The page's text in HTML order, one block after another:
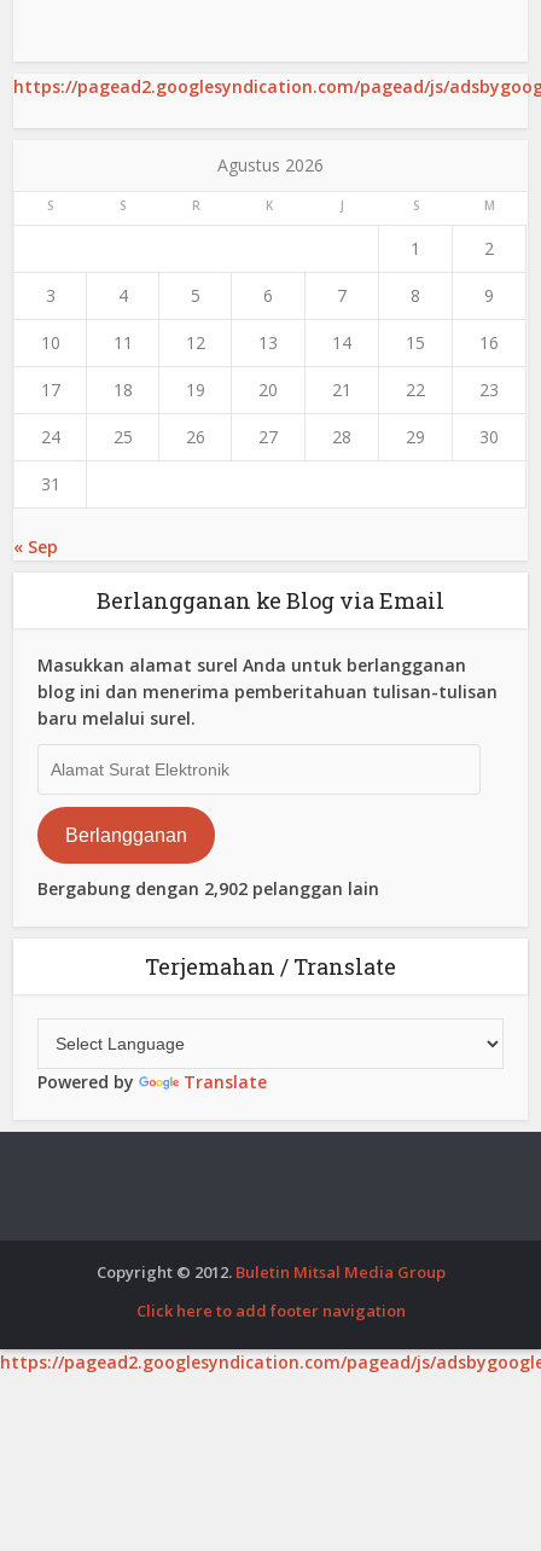
https://pagead2.googlesyndication.com/pagead/js/
Agustus 2026
S S R K J S M
1 2
3 4 5 6 7 8 9
10 11 12 13 14 15 16
17 18 19 20 21 22 23
24 25 26 27 28 29 30
31
« Sep
Berlangganan ke Blog via Email
Masukkan alamat surel Anda untuk berlangganan
blog ini dan menerima pemberitahuan tulisan-tulisan
baru melalui surel.
Surat
Elektronik
Berlangganan
Bergabung dengan 2,902 pelanggan lain
Terjemahan / Translate
Powered by Translate
Copyright © 2012. Buletin Mitsal Media Group
Click here to add footer navigation
https://pagead2.googlesyndication.com/pagead/js/